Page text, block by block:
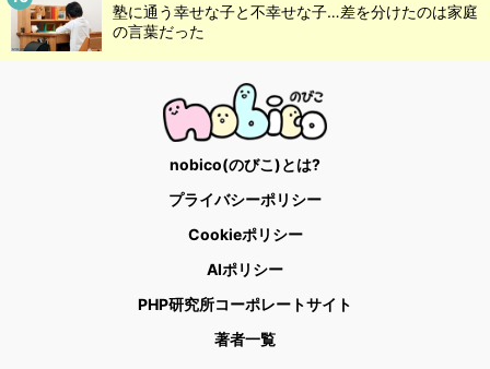
塾に通う幸せな子と不幸せな子…差を分けたのは家庭
の言葉だった
nobico(のびこ)とは?
プライバシーポリシー
Cookieポリシー
AIポリシー
PHP研究所コーポレートサイト
著者一覧